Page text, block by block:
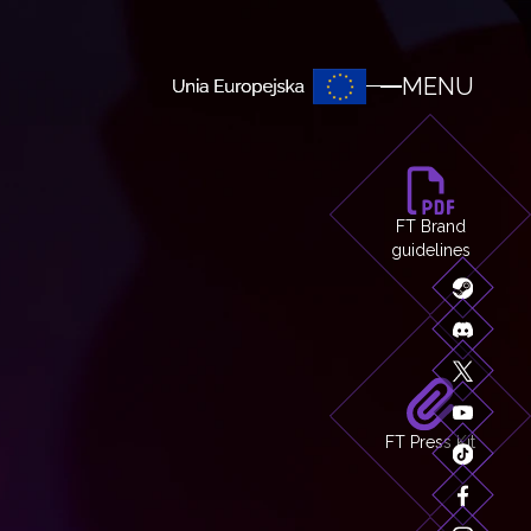
MENU
FT Brand
guidelines
FT Press Kit